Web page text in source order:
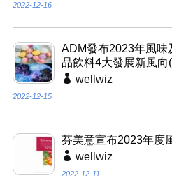
2022-12-16
ADM發布2023年風味
品飲料4大發展新風向
wellwiz
2022-12-15
芬美意宣布2023年度
wellwiz
2022-12-11